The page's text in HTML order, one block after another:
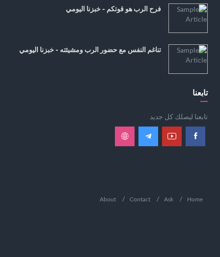
فرح الرب هو قوتكم - خبزنا اليومي
تناغم النفس مع حضور الرب ومشيئته - خبزنا اليومي
تابعنا
تابعنا ليصلك كل جديد
Home
Ask
Contact
About